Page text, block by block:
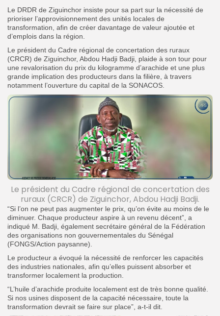
Le DRDR de Ziguinchor insiste pour sa part sur la nécessité de
prioriser l’approvisionnement des unités locales de
transformation, afin de créer davantage de valeur ajoutée et
d’emplois dans la région.
Le président du Cadre régional de concertation des ruraux
(CRCR) de Ziguinchor, Abdou Hadji Badji, plaide à son tour pour
une revalorisation du prix du kilogramme d’arachide et une plus
grande implication des producteurs dans la filière, à travers
notamment l’ouverture du capital de la SONACOS.
Le président du Cadre régional de concertation des
ruraux (CRCR) de Ziguinchor, Abdou Hadji Badji.
“Si l’on ne peut pas augmenter le prix, qu’on évite au moins de le
diminuer. Chaque producteur aspire à un revenu décent”, a
indiqué M. Badji, également secrétaire général de la Fédération
des organisations non gouvernementales du Sénégal
(FONGS/Action paysanne).
Le producteur a évoqué la nécessité de renforcer les capacités
des industries nationales, afin qu’elles puissent absorber et
transformer localement la production.
“L’huile d’arachide produite localement est de très bonne qualité.
Si nos usines disposent de la capacité nécessaire, toute la
transformation devrait se faire sur place”, a-t-il dit.